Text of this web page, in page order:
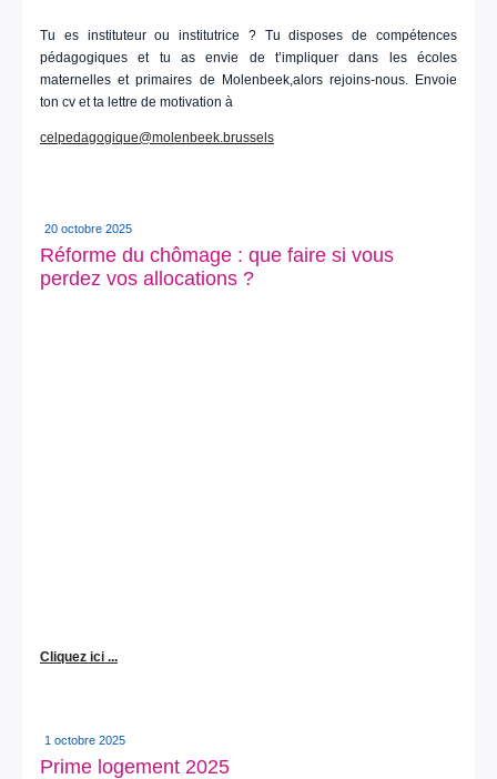
Tu es instituteur ou institutrice ? Tu disposes de compétences
pédagogiques et tu as envie de t’impliquer dans les écoles
maternelles et primaires de Molenbeek,alors rejoins-nous. Envoie
ton cv et ta lettre de motivation à
celpedagogique@molenbeek.brussels
20 octobre 2025
Réforme du chômage : que faire si vous
perdez vos allocations ?
Cliquez ici ...
1 octobre 2025
Prime logement 2025